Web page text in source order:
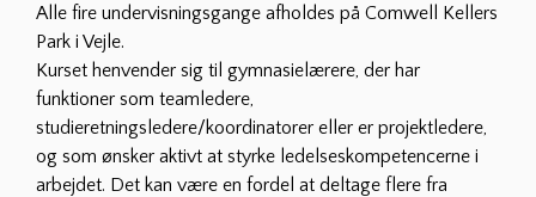
Alle fire undervisningsgange afholdes på Comwell Kellers
Park i Vejle.
Kurset henvender sig til gymnasielærere, der har
funktioner som teamledere,
studieretningsledere/koordinatorer eller er projektledere,
og som ønsker aktivt at styrke ledelseskompetencerne i
arbejdet. Det kan være en fordel at deltage flere fra